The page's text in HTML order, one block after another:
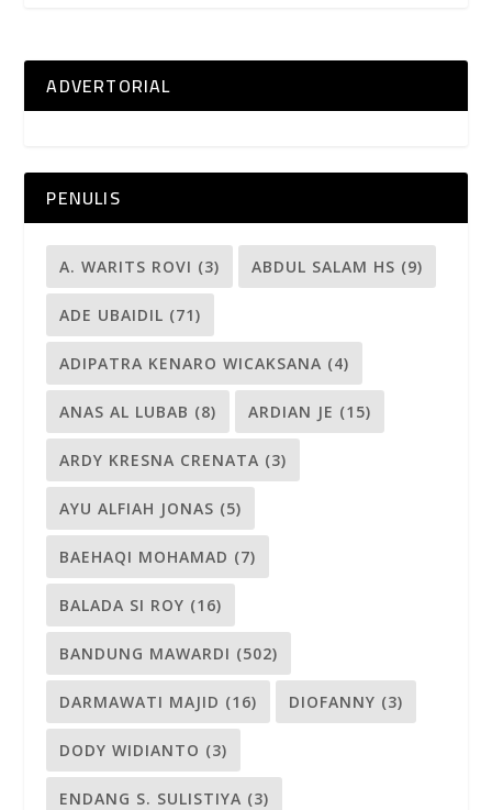
ADVERTORIAL
PENULIS
A. WARITS ROVI (3) ABDUL SALAM HS (9)
ADE UBAIDIL (71)
ADIPATRA KENARO WICAKSANA (4)
ANAS AL LUBAB (8) ARDIAN JE (15)
ARDY KRESNA CRENATA (3)
AYU ALFIAH JONAS (5)
BAEHAQI MOHAMAD (7)
BALADA SI ROY (16)
BANDUNG MAWARDI (502)
DARMAWATI MAJID (16) DIOFANNY (3)
DODY WIDIANTO (3)
ENDANG S. SULISTIYA (3)